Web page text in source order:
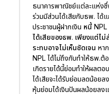
ธนาคารพาณิชย์แต่ละแห่ง
ร่วมมีส่วนได้เสียกับธพ. ได้
ประชาชนผู้ฝากเงิน หนี้
ได้เสียของธพ. เพียงแต่ไ
ระทบอาจไม่เห็นชัดเจน หา
NPL ได้ไม่ถึงกับทำให้ธพ.ต้
เกิดรายได้นี้ย่อมทำให้ผลต
ได้เสียจะได้รับย่อมลดน้อยล
หุ้นย่อมได้เงินปันผลน้อยลง